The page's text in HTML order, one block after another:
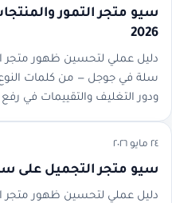
سيو متجر التمور
2026
دليل عملي لتحسين ظهور متجر
سلة في جوجل — من كلمات النوع
ودور التغليف والتقييمات في رفع
٢٤ مايو ٢٠٢٦
سيو متجر التجميل على
دليل عملي لتحسين ظهور متجر